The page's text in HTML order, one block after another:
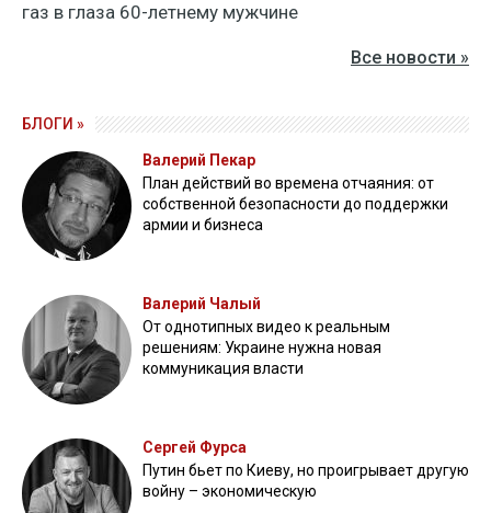
газ в глаза 60-летнему мужчине
Все новости »
БЛОГИ »
Валерий Пекар
План действий во времена отчаяния: от
собственной безопасности до поддержки
армии и бизнеса
Валерий Чалый
От однотипных видео к реальным
решениям: Украине нужна новая
коммуникация власти
Сергей Фурса
Путин бьет по Киеву, но проигрывает другую
войну – экономическую